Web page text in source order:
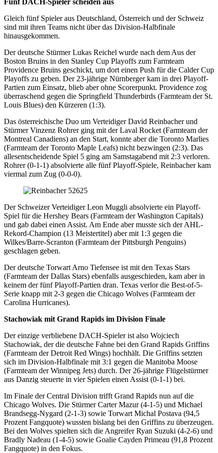
Gleich fünf Spieler aus Deutschland, Österreich und der Schweiz
sind mit ihren Teams nicht über das Division-Halbfinale
hinausgekommen.
Der deutsche Stürmer Lukas Reichel wurde nach dem Aus der
Boston Bruins in den Stanley Cup Playoffs zum Farmteam
Providence Bruins geschickt, um dort einen Push für die Calder Cup
Playoffs zu geben. Der 23-jährige Nürnberger kam in drei Playoff-
Partien zum Einsatz, blieb aber ohne Scorerpunkt. Providence zog
überraschend gegen die Springfield Thunderbirds (Farmteam der St.
Louis Blues) den Kürzeren (1:3).
Das österreichische Duo um Verteidiger David Reinbacher und
Stürmer Vinzenz Rohrer ging mit der Laval Rocket (Farmteam der
Montreal Canadiens) an den Start, konnte aber die Toronto Marlies
(Farmteam der Toronto Maple Leafs) nicht bezwingen (2:3). Das
allesentscheidende Spiel 5 ging am Samstagabend mit 2:3 verloren.
Rohrer (0-1-1) absolvierte alle fünf Playoff-Spiele, Reinbacher kam
viermal zum Zug (0-0-0).
Der Schweizer Verteidiger Leon Muggli absolvierte ein Playoff-
Spiel für die Hershey Bears (Farmteam der Washington Capitals)
und gab dabei einen Assist. Am Ende aber musste sich der AHL-
Rekord-Champion (13 Meistertitel) aber mit 1:3 gegen die
Wilkes/Barre-Scranton (Farmteam der Pittsburgh Penguins)
geschlagen geben.
Der deutsche Torwart Arno Tiefensee ist mit den Texas Stars
(Farmteam der Dallas Stars) ebenfalls ausgeschieden, kam aber in
keinem der fünf Playoff-Partien dran. Texas verlor die Best-of-5-
Serie knapp mit 2-3 gegen die Chicago Wolves (Farmteam der
Carolina Hurricanes).
Stachowiak mit Grand Rapids im Division Finale
Der einzige verbliebene DACH-Spieler ist also Wojciech
Stachowiak, der die deutsche Fahne bei den Grand Rapids Griffins
(Farmteam der Detroit Red Wings) hochhält. Die Griffins setzten
sich im Division-Halbfinale mit 3:1 gegen die Manitoba Moose
(Farmteam der Winnipeg Jets) durch. Der 26-jährige Flügelstürmer
aus Danzig steuerte in vier Spielen einen Assist (0-1-1) bei.
Im Finale der Central Division trifft Grand Rapids nun auf die
Chicago Wolves. Die Stürmer Carter Mazur (4-1-5) und Michael
Brandsegg-Nygard (2-1-3) sowie Torwart Michal Postava (94,5
Prozent Fangquote) wussten bislang bei den Griffins zu überzeugen.
Bei den Wolves spielten sich die Angreifer Ryan Suzuki (4-2-6) und
Bradly Nadeau (1-4-5) sowie Goalie Cayden Primeau (91,8 Prozent
Fangquote) in den Fokus.